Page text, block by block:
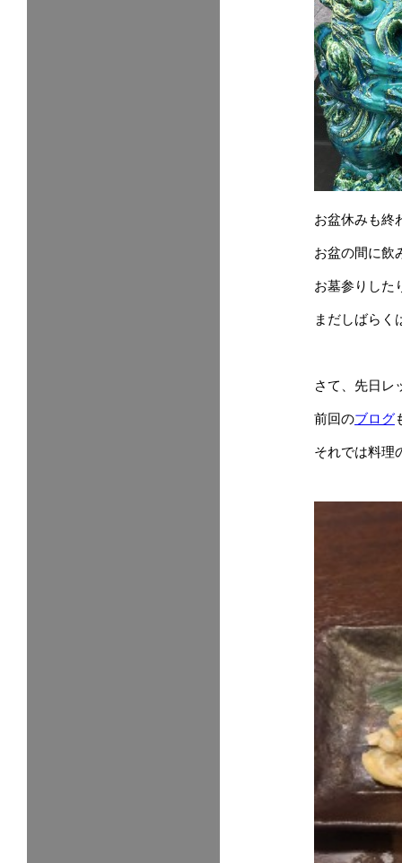
お盆休みも終
お盆の間に飲
お墓参りした
まだしばらく
さて、先日レ
前回のブログ
それでは料理